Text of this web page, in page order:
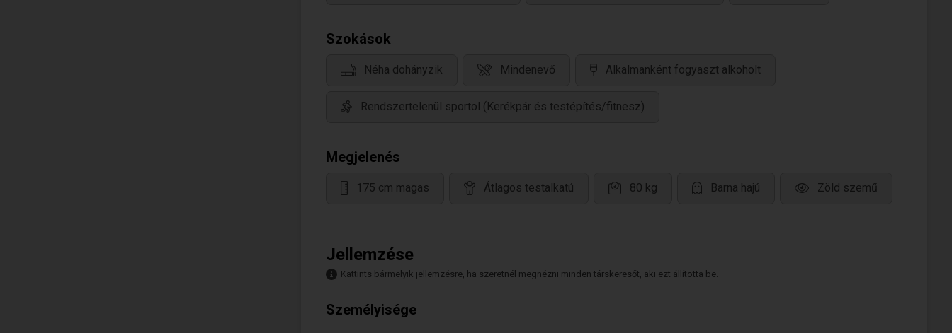
Szokások
Néha dohányzik Mindenevő Alkalmanként fogyaszt alkoholt
Rendszertelenül sportol (Kerékpár és testépítés/fitnesz)
Megjelenés
175 cm magas Átlagos testalkatú 80 kg Barna hajú Zöld szemű
Jellemzése
Kattints bármelyik jellemzésre, ha szeretnél megnézni minden társkeresőt, aki ezt állította be.
Személyisége